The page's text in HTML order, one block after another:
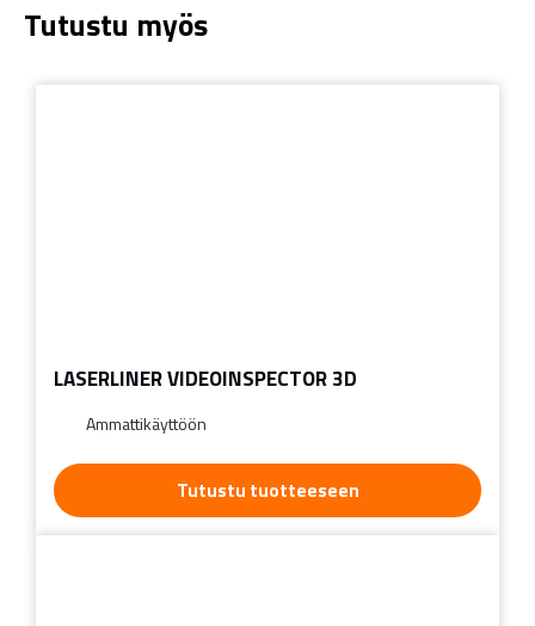
Tutustu myös
LASERLINER VIDEOINSPECTOR 3D
Ammattikäyttöön
Tutustu tuotteeseen